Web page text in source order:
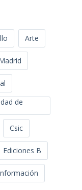
Arte
de
Csic
Ediciones B